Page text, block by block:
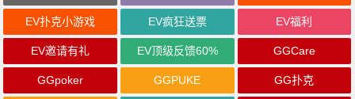
EV扑克小游戏 EV疯狂送票 EV福利
EV邀请有礼 EV顶级反馈60% GGCare
GGpoker GGPUKE GG扑克